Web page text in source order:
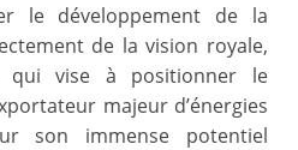
le développement de la
de la vision royale,
qui vise à positionner le
majeur d’énergies
son immense potentiel